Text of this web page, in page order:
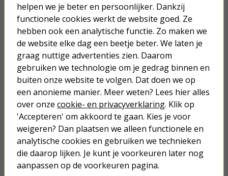
Je verwacht het niet
Turbo onkruidverdelger (Concentraat,
3x 100ml) | Ook voor je gazon!
43,50
40,
F connector - coax (IEC) adapter -
Nedis
1,10
helpen we je beter en persoonlijker. Dankzij
functionele cookies werkt de website goed. Ze
hebben ook een analytische functie. Zo maken we
de website elke dag een beetje beter. We laten je
graag nuttige advertenties zien. Daarom
gebruiken we technologie om je gedrag binnen en
buiten onze website te volgen. Dat doen we op
een anonieme manier. Meer weten? Lees hier alles
over onze cookie- en privacyverklaring. Klik op
'Accepteren' om akkoord te gaan. Kies je voor
weigeren? Dan plaatsen we alleen functionele en
analytische cookies en gebruiken we technieken
die daarop lijken. Je kunt je voorkeuren later nog
aanpassen op de voorkeuren pagina.